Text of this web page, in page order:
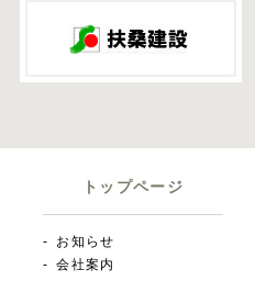
トップページ
お知らせ
会社案内